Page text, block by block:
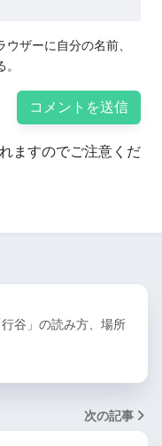
ザーに自分の名前、
ますのでご注意くだ
谷」の読み方、場所
次の記事